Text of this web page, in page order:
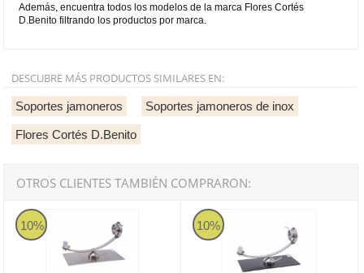
Además, encuentra todos los modelos de la marca Flores Cortés
D.Benito filtrando los productos por marca.
DESCUBRE MÁS PRODUCTOS SIMILARES EN:
Soportes jamoneros Soportes jamoneros de inox
Flores Cortés D.Benito
OTROS CLIENTES TAMBIÉN COMPRARON:
10%
Jamonero rotatorio 360º y giratorio INOX Flores Cortés - Base de
10%
Jamonero rotatorio 360º y